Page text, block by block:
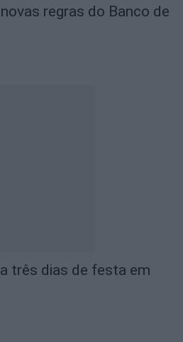
regras do Banco de
três dias de festa em